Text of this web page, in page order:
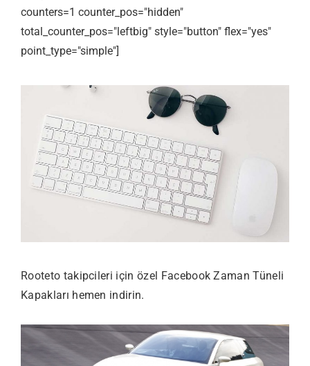
counters=1 counter_pos="hidden"
total_counter_pos="leftbig" style="button" flex="yes"
point_type="simple"]
Rooteto takipcileri için özel Facebook Zaman Tüneli
Kapakları hemen indirin.